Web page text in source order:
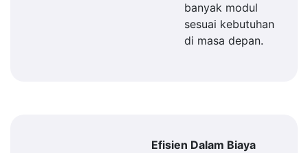
banyak modul
sesuai kebutuhan
di masa depan.
Efisien Dalam Biaya